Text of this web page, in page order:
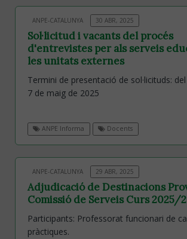
ANPE-CATALUNYA 30 ABR, 2025
Sol·licitud i vacants del procés
d'entrevistes per als serveis
les unitats externes
Termini de presentació de sol·licituds:
7 de maig de 2025
ANPE Informa Docents
ANPE-CATALUNYA 29 ABR, 2025
Adjudicació de Destinacions
Comissió de Serveis Curs 2025/
Participants: Professorat funcionari de
pràctiques.